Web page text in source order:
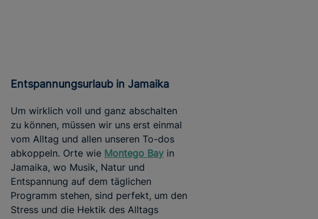
Entspannungsurlaub in Jamaika
Um wirklich voll und ganz abschalten
zu können, müssen wir uns erst einmal
vom Alltag und allen unseren To-dos
abkoppeln. Orte wie Montego Bay in
Jamaika, wo Musik, Natur und
Entspannung auf dem täglichen
Programm stehen, sind perfekt, um den
Stress und die Hektik des Alltags